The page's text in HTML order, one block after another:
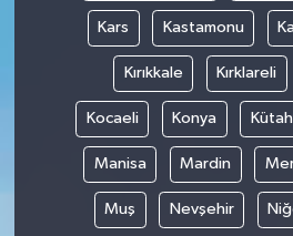
Kars Kastamonu
Kırıkkale Kırklareli
Kocaeli Konya
Manisa Mardin
Muş Nevşehir